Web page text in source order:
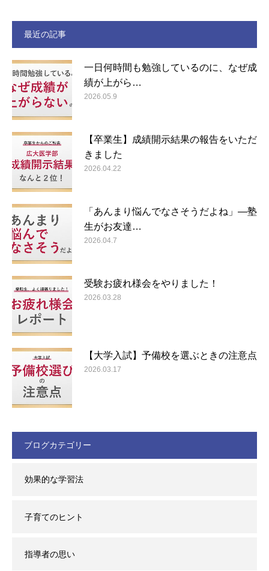
最近の記事
一日何時間も勉強しているのに、なぜ成
績が上がら…
2026.05.9
【卒業生】成績開示結果の報告をいただ
きました
2026.04.22
「あんまり悩んでなさそうだよね」―塾
生がお友達…
2026.04.7
受験お疲れ様会をやりました！
2026.03.28
【大学入試】予備校を選ぶときの注意点
2026.03.17
ブログカテゴリー
効果的な学習法
子育てのヒント
指導者の思い